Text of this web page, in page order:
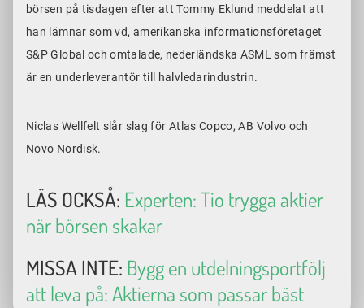
börsen på tisdagen efter att Tommy Eklund meddelat att
han lämnar som vd, amerikanska informationsföretaget
S&P Global och omtalade, nederländska ASML som främst
är en underleverantör till halvledarindustrin.
Niclas Wellfelt slår slag för Atlas Copco, AB Volvo och
Novo Nordisk.
LÄS OCKSÅ: Experten: Tio trygga aktier
när börsen skakar
MISSA INTE: Bygg en utdelningsportfölj
att leva på: Aktierna som passar bäst